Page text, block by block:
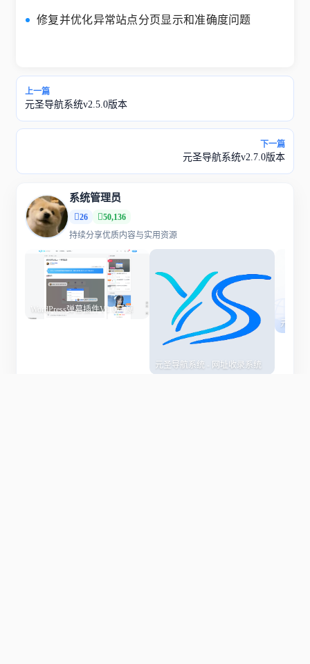
修复并优化异常站点分页显示和准确度问题
上一篇
元圣导航系统v2.5.0版本
下一篇
元圣导航系统v2.7.0版本
系统管理员
26
50,136
持续分享优质内容与实用资源
WordPress弹幕插件V1.0开源
元圣导航系统 - 网址收录系统
元圣导